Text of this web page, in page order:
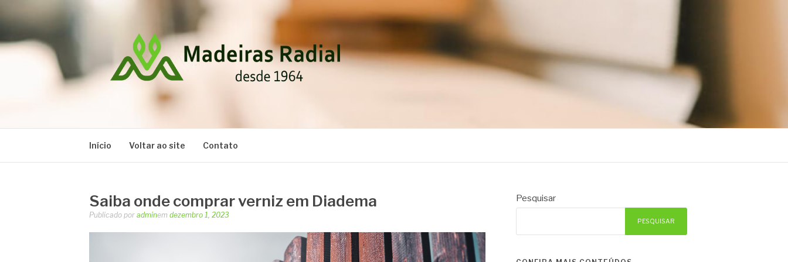
para
conteúdo
MADEIRAS RADIAL
Início Voltar ao site Contato
Saiba onde comprar verniz em Diadema
Publicado por adminem dezembro 1, 2023
Pesquisar
PESQUISAR